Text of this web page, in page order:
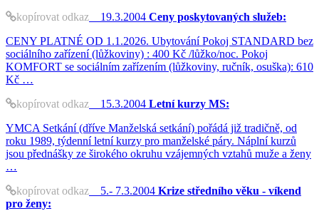
kopírovat odkaz 19.3.2004 Ceny poskytovaných služeb:
CENY PLATNÉ OD 1.1.2026. Ubytování Pokoj STANDARD bez
sociálního zařízení (lůžkoviny) : 400 Kč /lůžko/noc. Pokoj
KOMFORT se sociálním zařízením (lůžkoviny, ručník, osuška): 610
Kč …
kopírovat odkaz 15.3.2004 Letní kurzy MS:
YMCA Setkání (dříve Manželská setkání) pořádá již tradičně, od
roku 1989, týdenní letní kurzy pro manželské páry. Náplní kurzů
jsou přednášky ze širokého okruhu vzájemných vztahů muže a ženy
…
kopírovat odkaz 5.- 7.3.2004 Krize středního věku - víkend
pro ženy: